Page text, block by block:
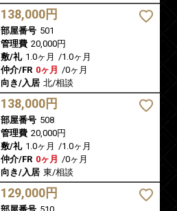
138,000円
部屋番号 501
管理費 20,000円
敷/礼 1.0ヶ月 /1.0ヶ月
仲介/FR 0ヶ月 /0ヶ月
向き/入居 北/相談
138,000円
部屋番号 508
管理費 20,000円
敷/礼 1.0ヶ月 /1.0ヶ月
仲介/FR 0ヶ月 /0ヶ月
向き/入居 東/相談
129,000円